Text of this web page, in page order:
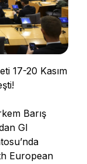
17-20 Kasım
Barış
GI
European